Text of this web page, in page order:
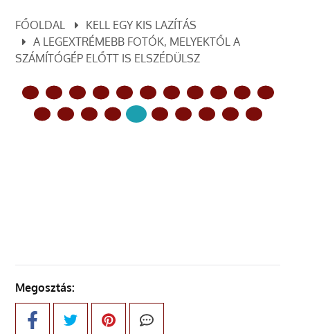
FŐOLDAL
KELL EGY KIS LAZÍTÁS
A LEGEXTRÉMEBB FOTÓK, MELYEKTŐL A
SZÁMÍTÓGÉP ELŐTT IS ELSZÉDÜLSZ
Megosztás: